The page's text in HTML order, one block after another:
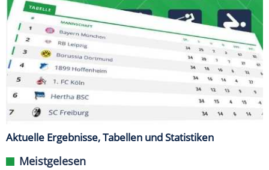
Aktuelle Ergebnisse, Tabellen und Statistiken
Meistgelesen